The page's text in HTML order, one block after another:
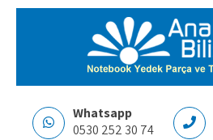
Whatsapp
0530 252 30 74